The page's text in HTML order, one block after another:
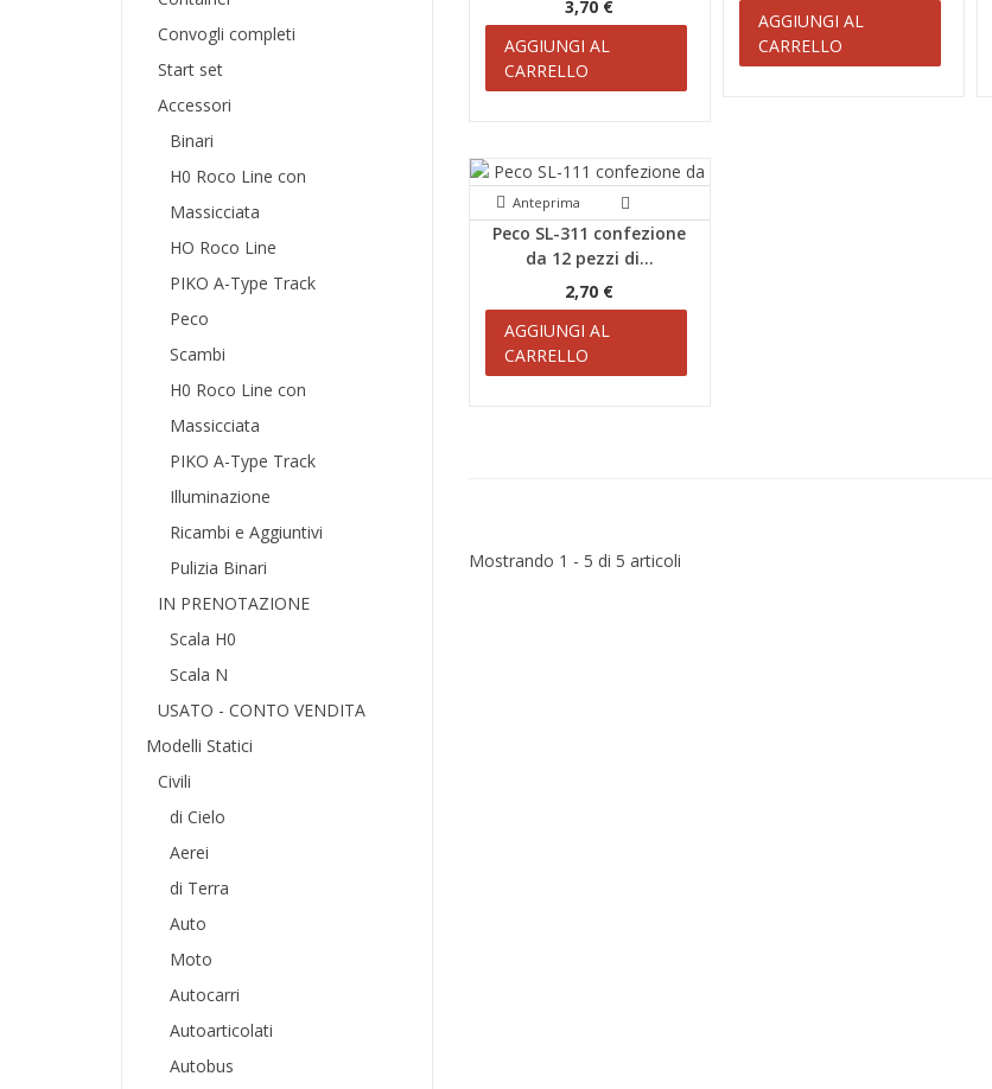
Convogli completi
Start set
Accessori
Binari
H0 Roco Line con
Massicciata
HO Roco Line
PIKO A-Type Track
Peco
Scambi
H0 Roco Line con
Massicciata
PIKO A-Type Track
Illuminazione
Ricambi e Aggiuntivi
Pulizia Binari
IN PRENOTAZIONE
Scala H0
Scala N
USATO - CONTO VENDITA
Modelli Statici
Civili
di Cielo
Aerei
di Terra
Auto
Moto
Autocarri
Autoarticolati
Autobus
3,70 €
AGGIUNGI AL
CARRELLO
AGGIUNGI AL
CARRELLO
Anteprima
Peco SL-311 confezione
da 12 pezzi di...
2,70 €
AGGIUNGI AL
CARRELLO
Mostrando 1 - 5 di 5 articoli